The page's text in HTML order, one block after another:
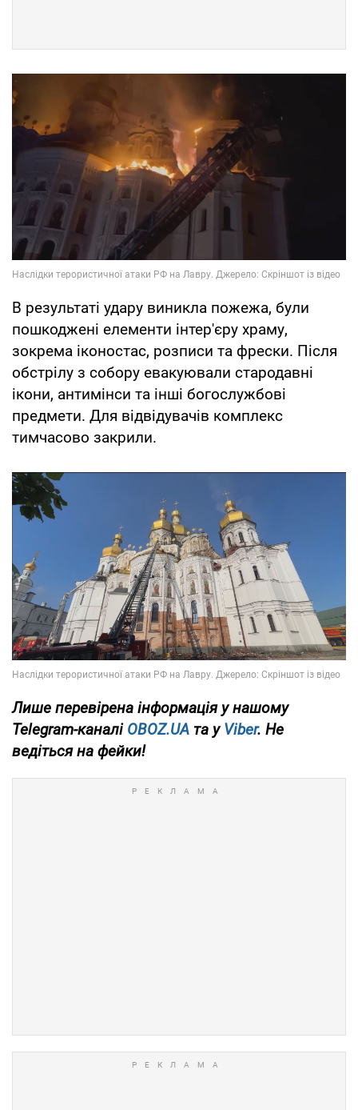
В результаті удару виникла пожежа, були
пошкоджені елементи інтер'єру храму,
зокрема іконостас, розписи та фрески. Після
обстрілу з собору евакуювали стародавні
ікони, антимінси та інші богослужбові
предмети. Для відвідувачів комплекс
тимчасово закрили.
Лише перевірена інформація у нашому
Telegram-каналі OBOZ.UA та у Viber. Не
ведіться на фейки!